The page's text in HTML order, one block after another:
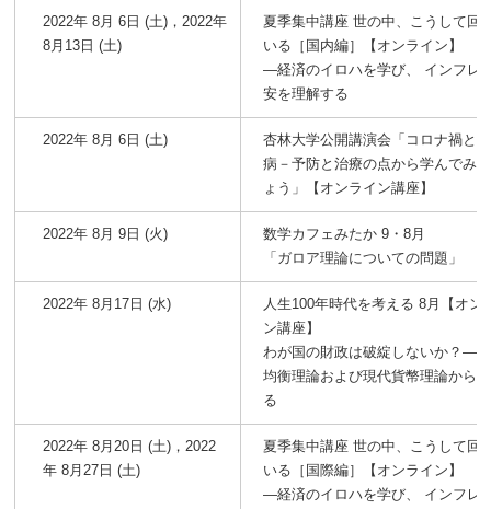
2022年 8月 6日 (土)，2022年
8月13日 (土)
夏季集中講座 世の中、こうして回
いる［国内編］【オンライン】
―経済のイロハを学び、 インフレ
安を理解する
2022年 8月 6日 (土)
杏林大学公開講演会「コロナ禍と
病－予防と治療の点から学んでみ
ょう」【オンライン講座】
2022年 8月 9日 (火)
数学カフェみたか 9・8月
「ガロア理論についての問題」
2022年 8月17日 (水)
人生100年時代を考える 8月【オン
ン講座】
わが国の財政は破綻しないか？―
均衡理論および現代貨幣理論から
る
2022年 8月20日 (土)，2022
年 8月27日 (土)
夏季集中講座 世の中、こうして回
いる［国際編］【オンライン】
―経済のイロハを学び、 インフレ